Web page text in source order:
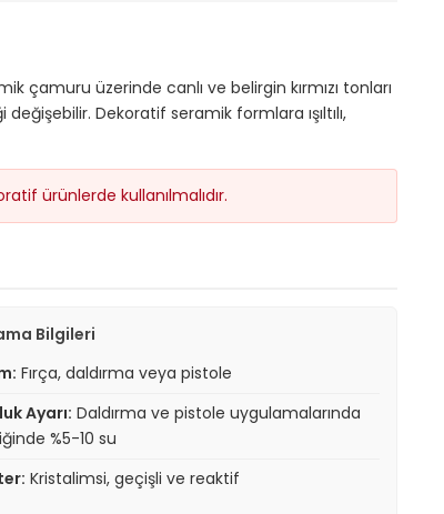
çamuru üzerinde canlı ve belirgin kırmızı tonları
Dekoratif seramik formlara ışıltılı,
ürünlerde kullanılmalıdır.
Bilgileri
Fırça, daldırma veya pistole
Ayarı: Daldırma ve pistole uygulamalarında
%5-10 su
Kristalimsi, geçişli ve reaktif